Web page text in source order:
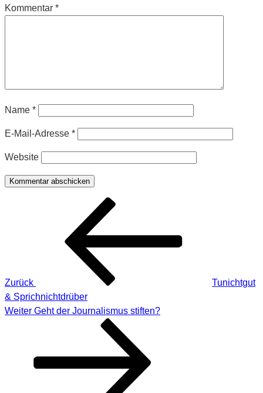
Kommentar *
Name *
E-Mail-Adresse *
Website
Beitragsnavigation
Zurück
Tunichtgut
& Sprichnichtdrüber
Nächster
Weiter Geht der Journalismus stiften?